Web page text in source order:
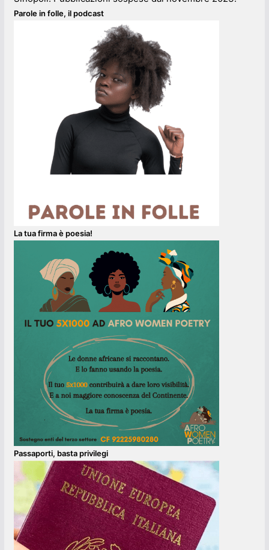
Parole in folle, il podcast
La tua firma è poesia!
Passaporti, basta privilegi